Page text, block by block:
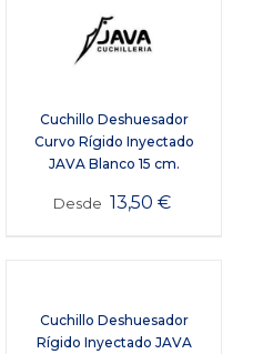
Cuchillo Deshuesador
Curvo Rígido Inyectado
JAVA Blanco 15 cm.
Desde 13,50 €
Cuchillo Deshuesador
Rígido Inyectado JAVA